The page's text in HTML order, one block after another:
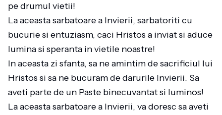
pe drumul vietii!
La aceasta sarbatoare a Invierii, sarbatoriti cu
bucurie si entuziasm, caci Hristos a inviat si aduce
lumina si speranta in vietile noastre!
In aceasta zi sfanta, sa ne amintim de sacrificiul lui
Hristos si sa ne bucuram de darurile Invierii. Sa
aveti parte de un Paste binecuvantat si luminos!
La aceasta sarbatoare a Invierii, va doresc sa aveti